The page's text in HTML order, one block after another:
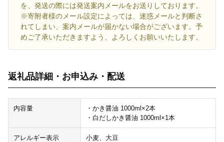
を、発送の際には発送案内メールをお送りしております。
※寄附者様のメール設定によっては、迷惑メールと判断さ
れてしまい、案内メールが届かない場合がございます。予
めご了承いただきますよう、よろしくお願いいたします。
返礼品詳細・お申込み・配送
内容量
・かき醤油 1000ml×2本
・白だしかき醤油 1000ml×1本
アレルギー表示 小麦、大豆